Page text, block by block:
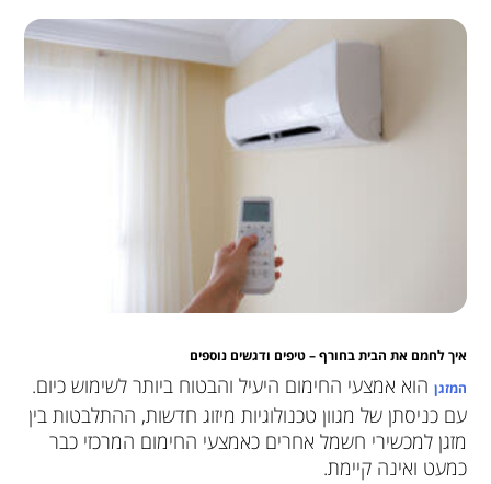
איך לחמם את הבית בחורף – טיפים ודגשים נוספים
המזגן הוא אמצעי החימום היעיל והבטוח ביותר לשימוש כיום.
עם כניסתן של מגוון טכנולוגיות מיזוג חדשות, ההתלבטות בין
מזגן למכשירי חשמל אחרים כאמצעי החימום המרכזי כבר
כמעט ואינה קיימת.